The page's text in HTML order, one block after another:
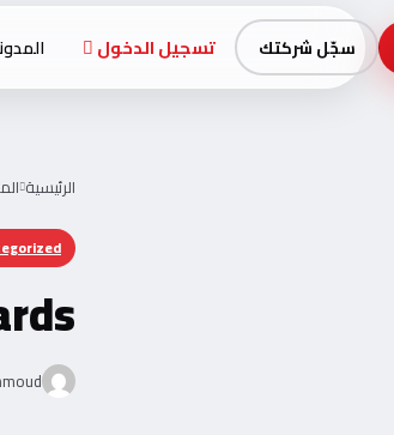
تسجيل الدخول سجّل شركتك
الرئيسية